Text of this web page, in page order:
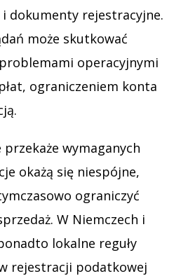
i dokumenty rejestracyjne.
może skutkować
operacyjnymi
ograniczeniem konta
przekaże wymaganych
okażą się niespójne,
ograniczyć
W Niemczech i
lokalne reguły
rejestracji podatkowej